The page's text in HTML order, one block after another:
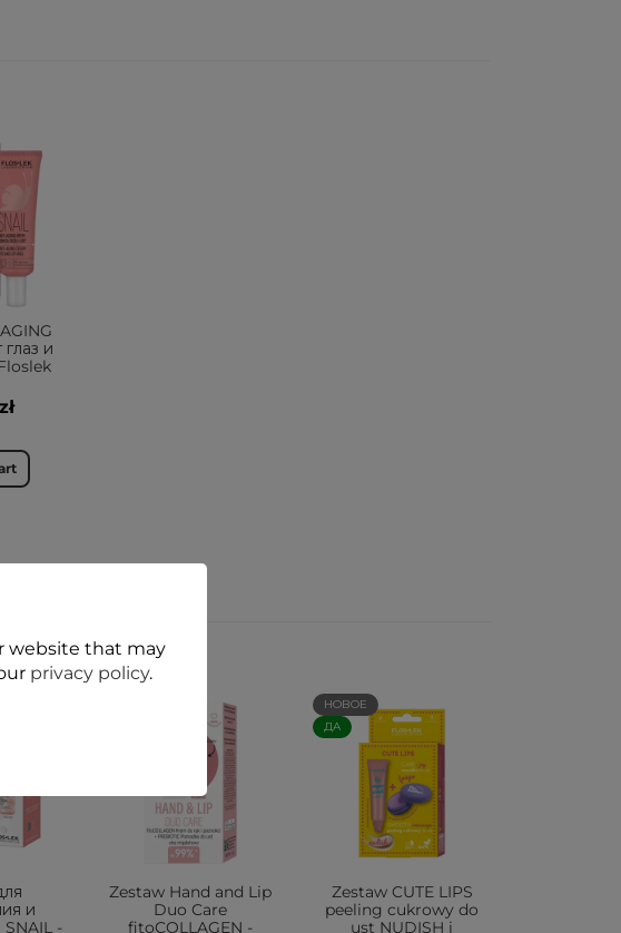
и
и
-
Zestaw Hand and Lip
Duo Care
fitoCOLLAGEN -
НОВОЕ
ДА
Zestaw CUTE LIPS
peeling cukrowy do
ust NUDISH i
website that may
privacy policy.